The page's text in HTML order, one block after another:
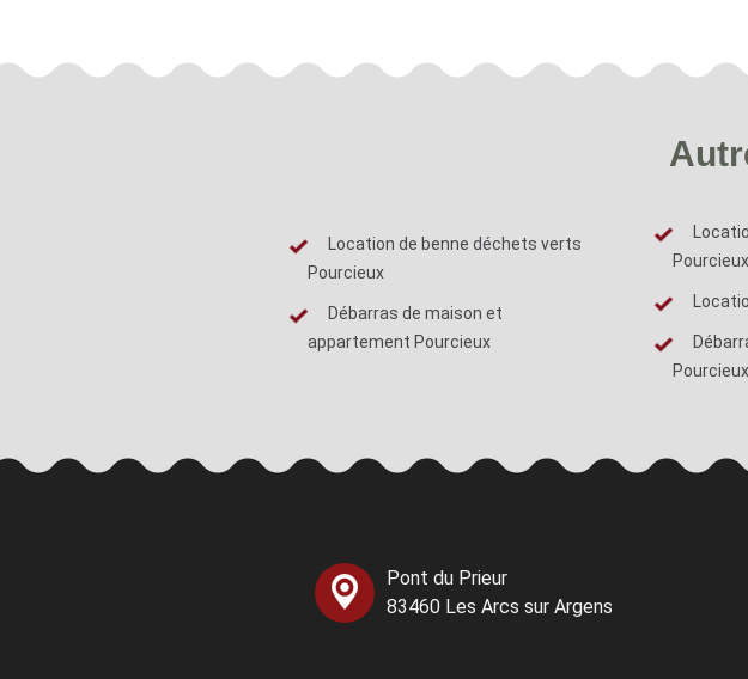
Location de benne déchets verts
Pourcieux
Débarras de maison et
appartement Pourcieux
Pourcieux
Pourcieux
Pont du Prieur
83460 Les Arcs sur Argens